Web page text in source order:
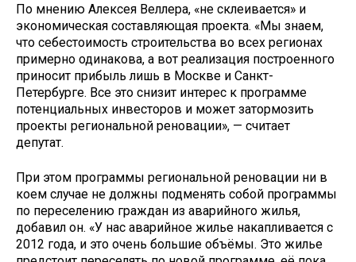
По мнению Алексея Веллера, «не склеивается» и
экономическая составляющая проекта. «Мы знаем,
что себестоимость строительства во всех регионах
примерно одинакова, а вот реализация построенного
приносит прибыль лишь в Москве и Санкт-
Петербурге. Все это снизит интерес к программе
потенциальных инвесторов и может затормозить
проекты региональной реновации», — считает
депутат.
При этом программы региональной реновации ни в
коем случае не должны подменять собой программы
по переселению граждан из аварийного жилья,
добавил он. «У нас аварийное жилье накапливается с
2012 года, и это очень большие объёмы. Это жилье